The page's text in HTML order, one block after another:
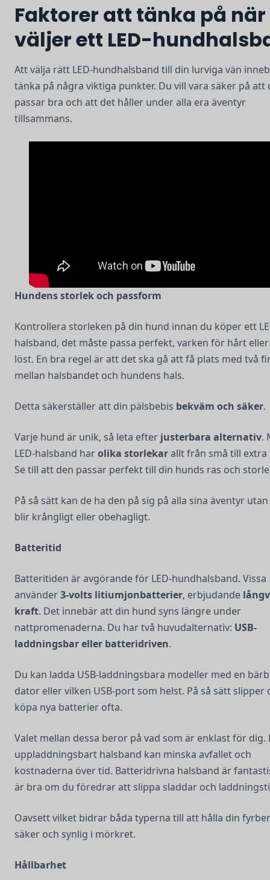
Faktorer att tänka på
väljer ett LED-
Att välja rätt LED-hundhalsband till din lurviga vän
tänka på några viktiga punkter. Du vill vara säker på att
passar bra och att det håller under alla era äventyr
tillsammans.
Hundens storlek och passform
Kontrollera storleken på din hund innan du köper ett
halsband, det måste passa perfekt, varken för hårt
löst. En bra regel är att det ska gå att få plats med två
mellan halsbandet och hundens hals.
Detta säkerställer att din pälsbebis bekväm och säker.
Varje hund är unik, så leta efter justerbara alternativ.
LED-halsband harolika storlekarallt från små till extra
Se till att den passar perfekt till din hunds ras och
På så sätt kan de ha den på sig på alla sina äventyr
blir krångligt eller obehagligt.
Batteritid
Batteritiden är avgörande för LED-hundhalsband. Vissa
använder3-volts litiumjonbatterier, erbjudande
kraft. Det innebär att din hund syns längre under
nattpromenaderna. Du har två huvudalternativ: USB-
laddningsbar eller batteridriven.
Du kan ladda USB-laddningsbara modeller med en
dator eller vilken USB-port som helst. På så sätt slipper
köpa nya batterier ofta.
Valet mellan dessa beror på vad som är enklast för dig.
uppladdningsbart halsband kan minska avfallet och
kostnaderna över tid. Batteridrivna halsband är
är bra om du föredrar att slippa sladdar och
Oavsett vilket bidrar båda typerna till att hålla din
säker och synlig i mörkret.
Hållbarhet